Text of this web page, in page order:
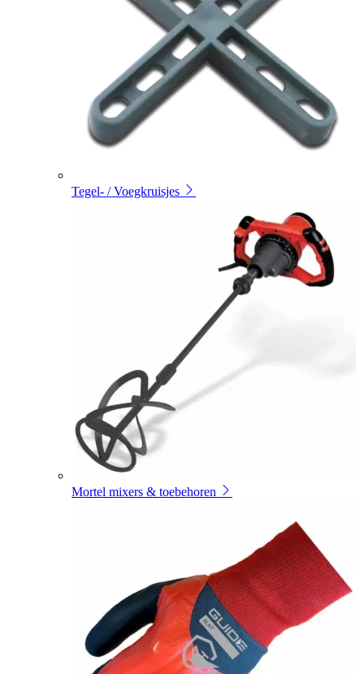
Tegel- / Voegkruisjes
Mortel mixers & toebehoren